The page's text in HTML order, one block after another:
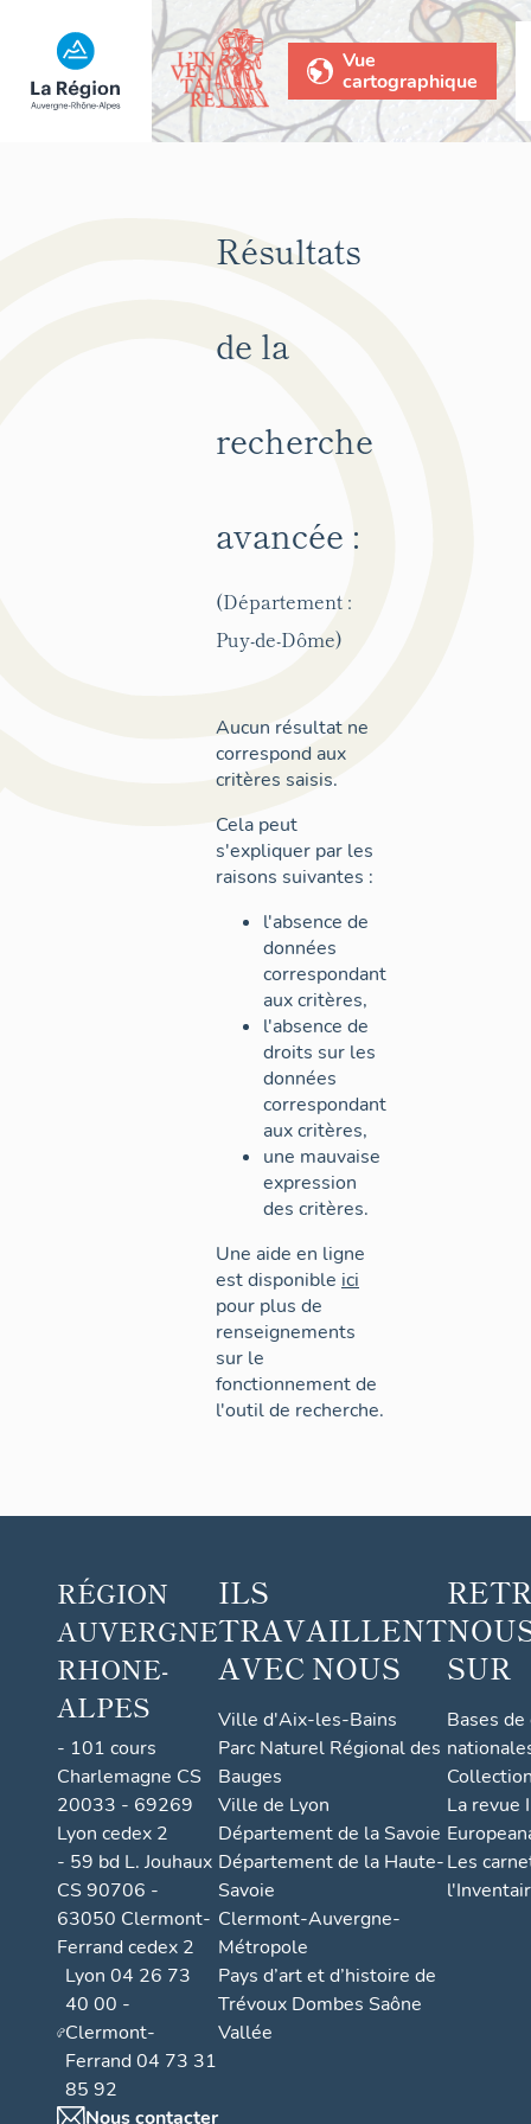
Vue
cartographique
Résultats
de la
recherche
avancée :
(Département :
Puy-de-Dôme)
Aucun résultat ne
correspond aux
critères saisis.
Cela peut
s'expliquer par les
raisons suivantes :
l'absence de
données
correspondant
aux critères,
l'absence de
droits sur les
données
correspondant
aux critères,
une mauvaise
expression
des critères.
Une aide en ligne
est disponible ici
pour plus de
renseignements
sur le
fonctionnement de
l'outil de recherche.
RÉGION
AUVERGNE
RHONE-
ALPES
- 101 cours
Charlemagne CS
20033 - 69269
Lyon cedex 2
- 59 bd L. Jouhaux
CS 90706 -
63050 Clermont-
Ferrand cedex 2
Lyon 04 26 73
40 00 -
Clermont-
Ferrand 04 73 31
85 92
Nous contacter
ILS
TRAVAILLENT
AVEC NOUS
Ville d'Aix-les-Bains
Parc Naturel Régional des
Bauges
Ville de Lyon
Département de la Savoie
Département de la Haute-
Savoie
Clermont-Auvergne-
Métropole
Pays d’art et d’histoire de
Trévoux Dombes Saône
Vallée
SUR
Bases
La revue
Les